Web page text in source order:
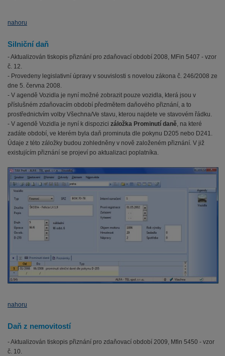
nahoru
Silniční daň
- Aktualizován tiskopis přiznání pro zdaňovací období 2008, MFin 5407 - vzor
č. 12.
- Provedeny legislativní úpravy v souvislosti s novelou zákona č. 246/2008 ze
dne 5. června 2008.
- V agendě Vozidla je nyní možné zobrazit pouze vozidla, která jsou v
příslušném zdaňovacím období předmětem daňového přiznání, a to
prostřednictvím volby Všechna/Ve stavu, kterou najdete ve stavovém řádku.
- V agendě Vozidla je nyní k dispozici záložka Prominutí daně, na které
zadáte období, ve kterém byla daň prominuta dle pokynu D205 nebo D241.
Údaje z této záložky budou zohledněny v nově založeném přiznání. V již
existujícím přiznání se projeví po aktualizaci poplatníka.
nahoru
Daň z nemovitostí
- Aktualizován tiskopis přiznání pro zdaňovací období 2009, Mfin 5450 - vzor
č. 10.